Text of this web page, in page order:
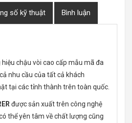
số kỹ thuật Bình luận
hiệu chậu vòi cao cấp mẫu mã đa
nhu cầu của tất cả khách
tại các tỉnh thành trên toàn quốc.
được sản xuất trên công nghệ
thể yên tâm về chất lượng cũng